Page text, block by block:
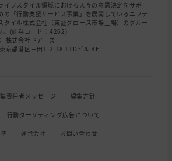
イフスタイル領域における人々の意思決定をサポー
の「行動支援サービス事業」を展開しているニフテ
タイル株式会社（東証グロース市場上場）のグルー
。(証券コード：4262)
株式会社ドアーズ
京都港区三田1-2-18 TTDビル 4F
責任者メッセージ 編集方針
行動ターゲティング広告について
運営会社 お問い合わせ